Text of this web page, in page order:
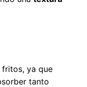
ya que
tanto